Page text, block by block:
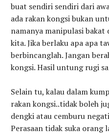
buat sendiri sendiri dari
ada rakan kongsi bukan
namanya manipulasi bakat
kita. Jika berlaku apa apa
berbincanglah. Jangan
kongsi. Hasil untung rugi
Selain tu, kalau dalam
rakan kongsi..tidak boleh
dengki atau cemburu
Perasaan tidak suka orang